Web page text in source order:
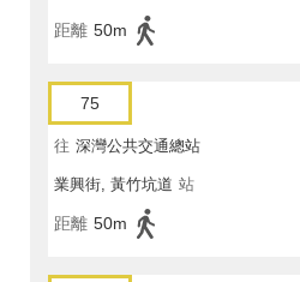
距離 50m
75
往 深灣公共交通總站
業興街, 黃竹坑道 站
距離 50m